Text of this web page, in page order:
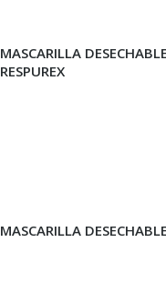
MASCARILLA
RESPUREX
MASCARILLA